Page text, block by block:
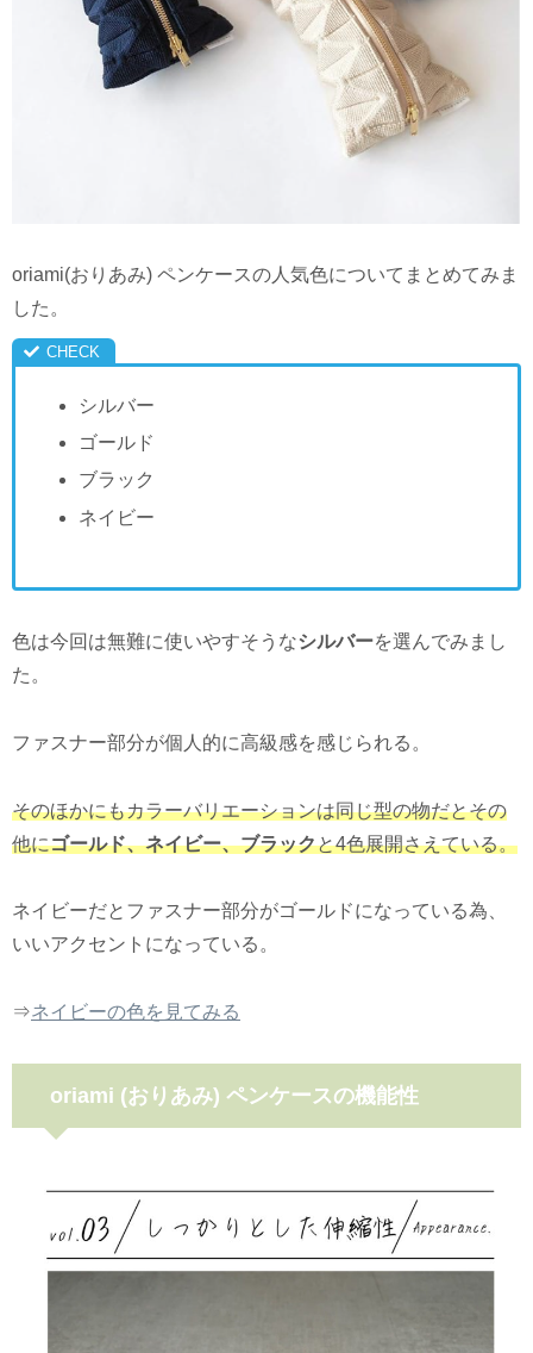
oriami(おりあみ) ペンケースの人気色についてまとめてみま
した。
シルバー
ゴールド
ブラック
ネイビー
色は今回は無難に使いやすそうなシルバーを選んでみまし
た。
ファスナー部分が個人的に高級感を感じられる。
そのほかにもカラーバリエーションは同じ型の物だとその
他にゴールド、ネイビー、ブラックと4色展開さえている。
ネイビーだとファスナー部分がゴールドになっている為、
いいアクセントになっている。
⇒ネイビーの色を見てみる
oriami (おりあみ) ペンケースの機能性